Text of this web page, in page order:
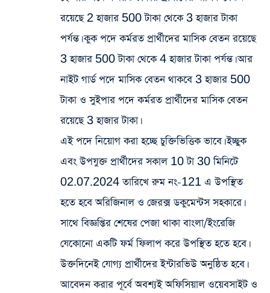
রয়েছে 2 হাজার 500 টাকা থেকে 3 হাজার টাকা
পর্যন্ত। কুক পদে কর্মরত প্রার্থীদের মাসিক বেতন রয়েছে
3 হাজার 500 টাকা থেকে 4 হাজার টাকা পর্যন্ত। আর
নাইট গার্ড পদে মাসিক বেতন থাকবে 3 হাজার 500
টাকা ও সুইপার পদে কর্মরত প্রার্থীদের মাসিক বেতন
রয়েছে 3 হাজার টাকা।
এই পদে নিয়োগ করা হচ্ছে চুক্তিভিত্তিক ভাবে। ইচ্ছুক
এবং উপযুক্ত প্রার্থীদের সকাল 10 টা 30 মিনিটে
02.07.2024 তারিখে রুম নং-121 এ উপস্থিত
হতে হবে অরিজিনাল ও জেরক্স ডকুমেন্টস সহকারে।
সাথে বিজ্ঞপ্তির শেষের পেজা থাকা বাংলা/ইংরেজি
যেকোনো একটি ফর্ম ফিলাপ করে উপস্থিত হতে হবে।
উক্তদিনেই যোগ্য প্রার্থীদের ইন্টারভিউ অনুষ্ঠিত হবে।
আবেদন করার পূর্বে অবশ্যই অফিসিয়াল ওয়েবসাইট ও